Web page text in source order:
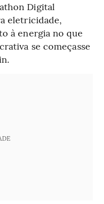
Digital
eletricidade,
à energia no que
se começasse